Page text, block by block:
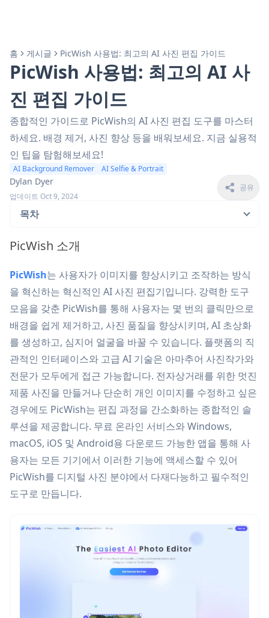
홈 게시글 PicWish 사용법: 최고의 AI 사진 편집 가이드
PicWish 사용법: 최고의 AI 사
진 편집 가이드
종합적인 가이드로 PicWish의 AI 사진 편집 도구를 마스터
하세요. 배경 제거, 사진 향상 등을 배워보세요. 지금 실용적
인 팁을 탐험해보세요!
AI Background Remover AI Selfie & Portrait
Dylan Dyer
업데이트 Oct 9, 2024
공유
목차
PicWish 소개
PicWish는 사용자가 이미지를 향상시키고 조작하는 방식
을 혁신하는 혁신적인 AI 사진 편집기입니다. 강력한 도구
모음을 갖춘 PicWish를 통해 사용자는 몇 번의 클릭만으로
배경을 쉽게 제거하고, 사진 품질을 향상시키며, AI 초상화
를 생성하고, 심지어 얼굴을 바꿀 수 있습니다. 플랫폼의 직
관적인 인터페이스와 고급 AI 기술은 아마추어 사진작가와
전문가 모두에게 접근 가능합니다. 전자상거래를 위한 멋진
제품 사진을 만들거나 단순히 개인 이미지를 수정하고 싶은
경우에도 PicWish는 편집 과정을 간소화하는 종합적인 솔
루션을 제공합니다. 무료 온라인 서비스와 Windows,
macOS, iOS 및 Android용 다운로드 가능한 앱을 통해 사
용자는 모든 기기에서 이러한 기능에 액세스할 수 있어
PicWish를 디지털 사진 분야에서 다재다능하고 필수적인
도구로 만듭니다.